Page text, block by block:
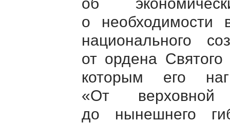
о необходимости
национального
от ордена
которым его
«От
до нынешнего